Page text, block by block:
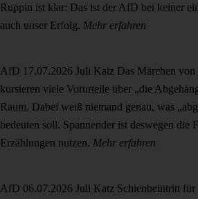
Ruppin ist klar: Das ist der AfD bei keiner
auch unser Erfolg. Mehr erfahren
AfD 17.07.2026 Juli Katz Das Märchen von
kursieren viele Vorurteile über „die
Raum. Dabei weiß niemand genau, was
bedeuten soll. Spannender ist deswegen die
Erzählungen nutzen. Mehr erfahren
AfD 06.07.2026 Juli Katz Schienbeintritt